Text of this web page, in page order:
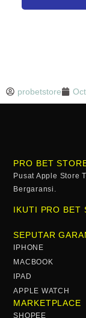
probetstore
PRO BET
Pusat Apple Store
Bergaransi.
IKUTI PRO BET
SEPUTAR
IPHONE
MACBOOK
IPAD
APPLE WATCH
MARKETPLACE
SHOPEE